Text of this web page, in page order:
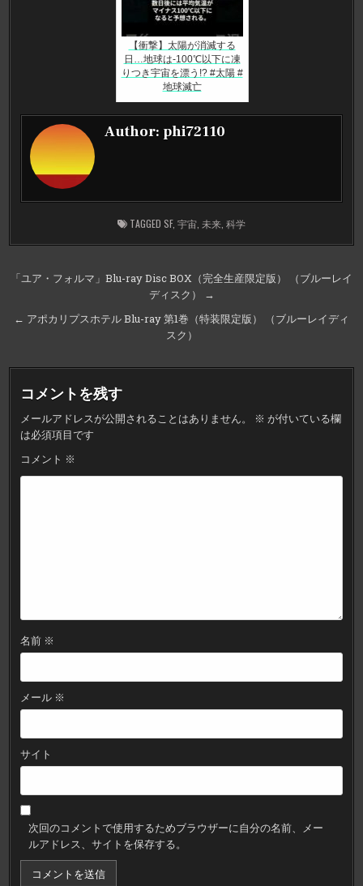
【衝撃】太陽が消滅する
日…地球は-100℃以下に凍
りつき宇宙を漂う!? #太陽 #
地球滅亡
Author: phi72110
TAGGED SF, 宇宙 未来 科学
投
ナ
ゲ
ー
シ
ョ
ン
「ユア・フォルマ」Blu-ray Disc BOX（完全生産限定版） （ブルーレイ
ディスク） →
← アポカリプスホテル Blu-ray 第1巻（特装限定版） （ブルーレイディ
スク）
コメントを残す
メールアドレスが公開されることはありません。 ※ が付いている欄
は必須項目です
コメント ※
名前 ※
メール ※
サイト
次回のコメントで使用するためブラウザーに自分の名前、メー
ルアドレス、サイトを保存する。